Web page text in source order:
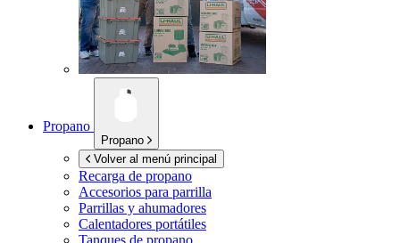
Propano
Propano
Volver al menú principal
Recarga de propano
Accesorios para parrilla
Parrillas y ahumadores
Calentadores portátiles